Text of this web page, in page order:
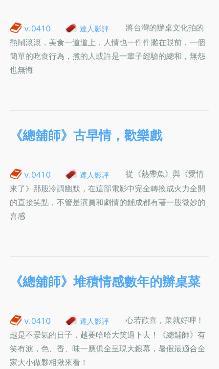
v.0410 達人影評
將台灣的辦桌文化拍的
熱鬧滾滾，美食一道道上，人情也一件件攤在眼前，一個
簡單的吃食行為，煮的人或許是一輩子經驗的總和，無怨
也無悔
《總舖師》古早情，歡樂戲
v.0410 達人影評
從《熱帶魚》與《愛情
來了》那股冷調幽默，在這部電影中完全轉換成火力全開
的直接笑點，不管是演員和劇情的鋪成都有著一股微妙的
喜感
《總舖師》堆積情感數年的辦桌菜
v.0410 達人影評
心若歡喜，菜就好呷！
越是不景氣的日子，越要哈哈大笑過下去！《總舖師》有
笑有淚，色、香、味一應俱全呈現大銀幕，暑假最適合全
家大小做夥相揪來看！